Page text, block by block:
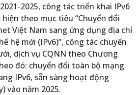
2025, công tác triển khai IPv6
theo mục tiêu “Chuyển đổi
Việt Nam sang ứng dụng địa chỉ
hệ mới (IPv6)”, công tác chuyển
dịch vụ CQNN theo Chương
đó: chuyển đổi toàn bộ mạng
IPv6, sẵn sàng hoạt động
vào năm 2025.